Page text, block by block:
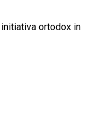
ortodox in